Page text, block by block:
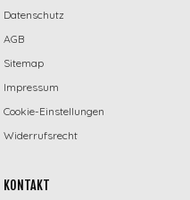
Datenschutz
AGB
Sitemap
Impressum
Cookie-Einstellungen
Widerrufsrecht
KONTAKT